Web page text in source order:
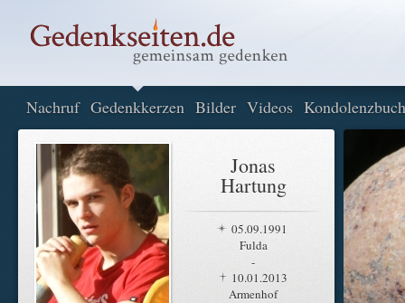
Nachruf Gedenkkerzen Bilder Videos Kondolenzbuch
Jonas
Hartung
05.09.1991
Fulda
-
10.01.2013
Armenhof